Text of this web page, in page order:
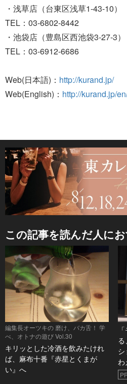
・浅草店（台東区浅草1-43-10）
TEL：03-6802-8442
・池袋店（豊島区西池袋3-27-3）
TEL：03-6912-6686
Web(日本語)： http://kurand.jp/
Web(English)： http://kurand.jp/
この記事を読んだ人に
編集長オーツキの 磨け、バカ舌！ 学
べ、オトナの遊び Vol.30
キリッとした冷酒を飲みたけれ
ば、麻布十番『赤星とくまが
い』へ
わ